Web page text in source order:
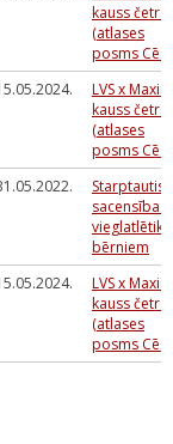
kauss
(atlases
posms
LVS x
kauss
(atlases
posms
sacensības
vieglatlētikā
bērniem
LVS x
kauss
(atlases
posms